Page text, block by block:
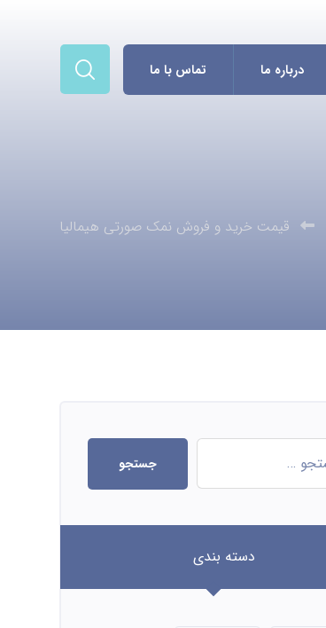
درباره ما تماس با ما
قیمت خرید و فروش نمک صورتی هیمالیا
جستجو
دسته بندی